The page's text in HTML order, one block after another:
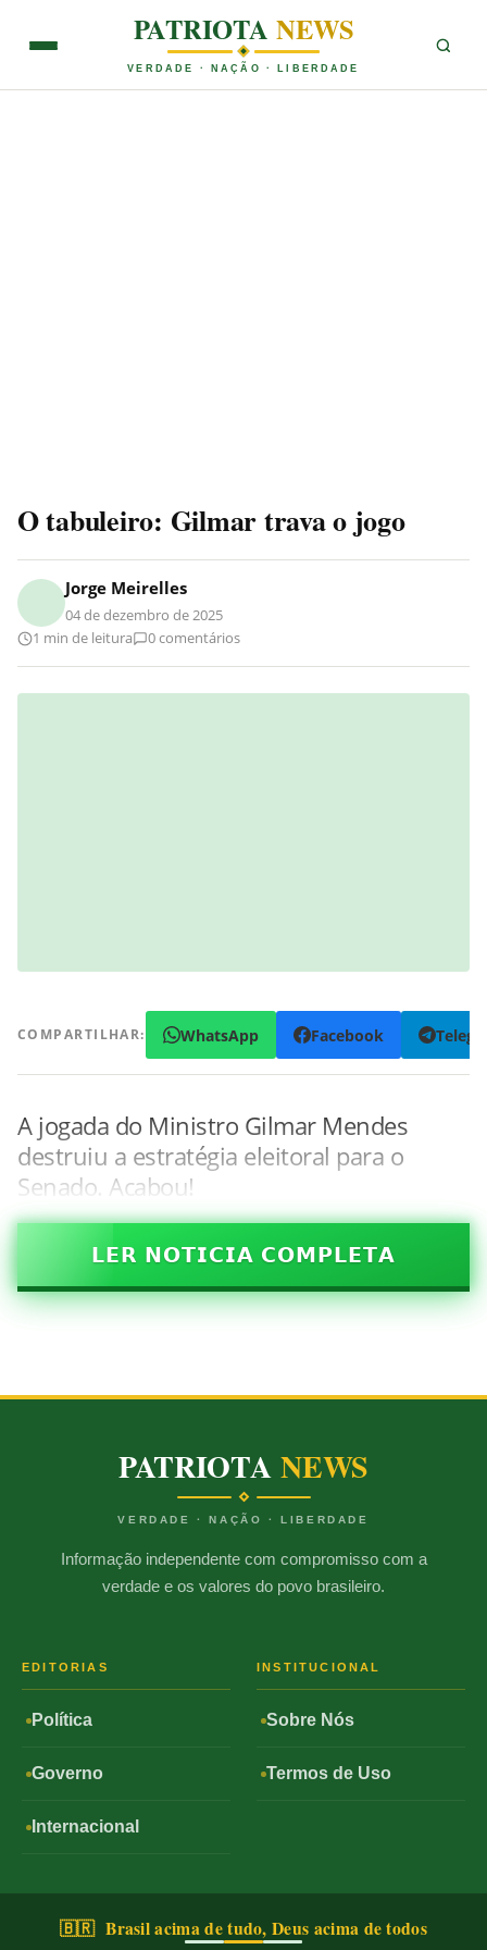
PATRIOTANEWS
VERDADE · NAÇÃO · LIBERDADE
O tabuleiro: Gilmar trava o jogo
Jorge Meirelles
04 de dezembro de 2025
1 min de leitura
0 comentários
COMPARTILHAR: WhatsApp Facebook
A jogada do Ministro Gilmar Mendes
destruiu a estratégia eleitoral para o
Senado. Acabou!
𝗟𝗘𝗥 𝗡𝗢𝗧𝗜𝗖𝗜𝗔 𝗖𝗢𝗠𝗣𝗟𝗘𝗧𝗔
PATRIOTANEWS
VERDADE · NAÇÃO · LIBERDADE
Informação independente com compromisso com a
verdade e os valores do povo brasileiro.
EDITORIAS
Política
Governo
Internacional
INSTITUCIONAL
Sobre Nós
Termos de Uso
🇧🇷 Brasil acima de tudo, Deus acima de todos